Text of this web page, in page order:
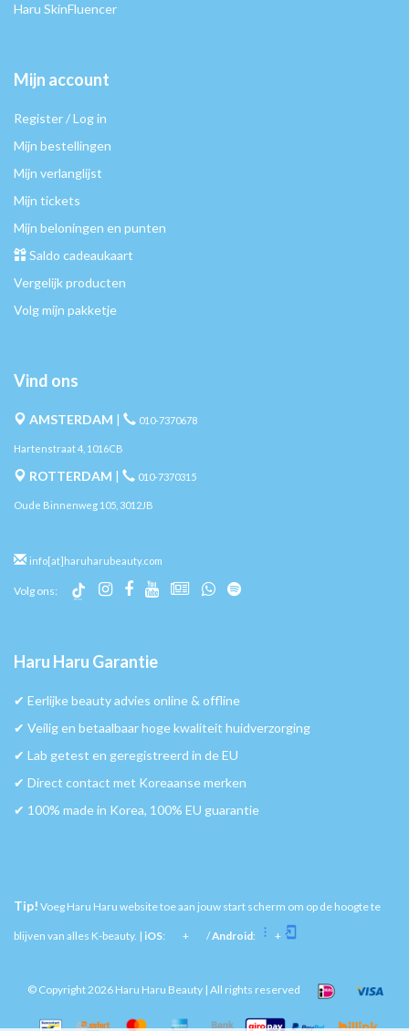
Haru SkinFluencer
Mijn account
Register / Log in
Mijn bestellingen
Mijn verlanglijst
Mijn tickets
Mijn beloningen en punten
Saldo cadeaukaart
Vergelijk producten
Volg mijn pakketje
Vind ons
AMSTERDAM | 010-7370678
Hartenstraat 4, 1016CB
ROTTERDAM | 010-7370315
Oude Binnenweg 105, 3012JB
info[at]haruharubeauty.com
Volg ons:
Haru Haru Garantie
✔︎ Eerlijke beauty advies online & offline
✔︎ Veilig en betaalbaar hoge kwaliteit huidverzorging
✔︎ Lab getest en geregistreerd in de EU
✔︎ Direct contact met Koreaanse merken
✔︎ 100% made in Korea, 100% EU guarantie
Tip! Voeg Haru Haru website toe aan jouw start scherm om op de hoogte te
blijven van alles K-beauty. | iOS: + /Android: +
© Copyright 2026 Haru Haru Beauty | All rights reserved